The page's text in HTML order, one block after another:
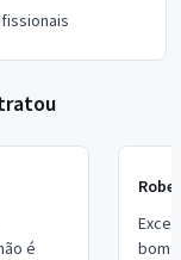
é
bom